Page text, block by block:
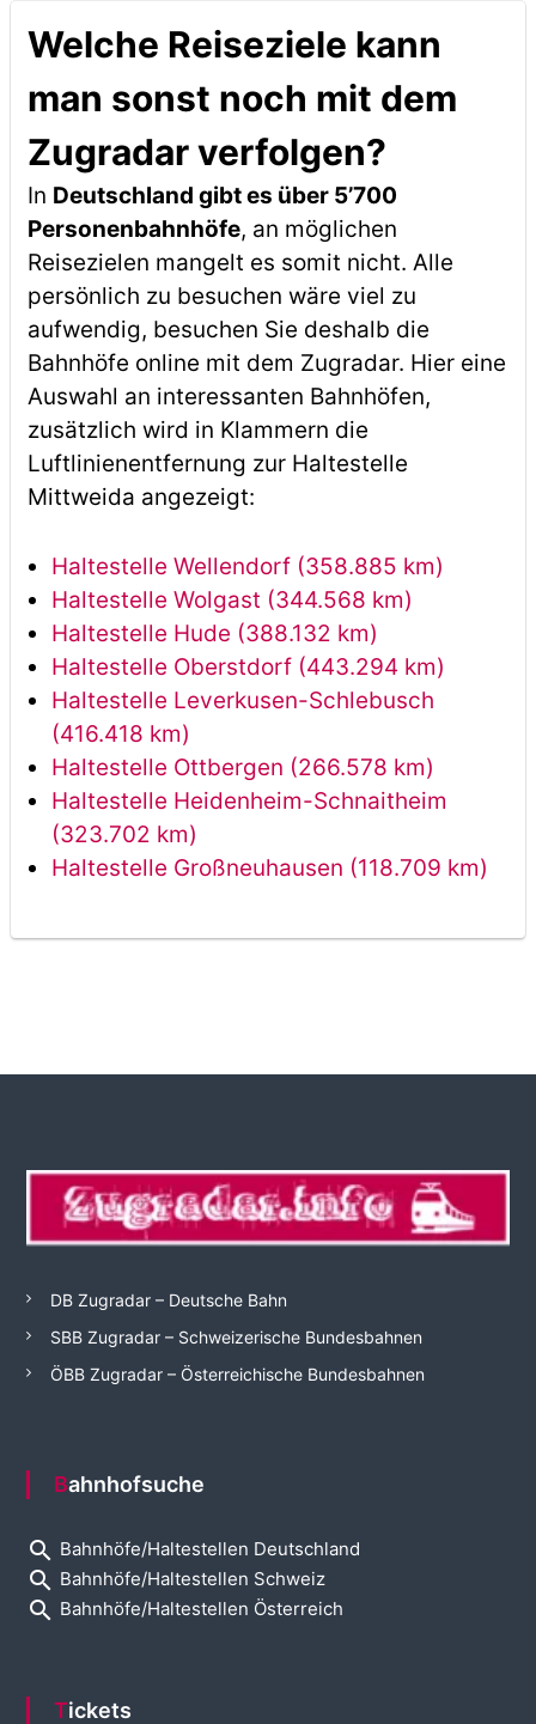
Welche Reiseziele kann
man sonst noch mit dem
Zugradar verfolgen?
In Deutschland gibt es über 5’700
Personenbahnhöfe, an möglichen
Reisezielen mangelt es somit nicht. Alle
persönlich zu besuchen wäre viel zu
aufwendig, besuchen Sie deshalb die
Bahnhöfe online mit dem Zugradar. Hier eine
Auswahl an interessanten Bahnhöfen,
zusätzlich wird in Klammern die
Luftlinienentfernung zur Haltestelle
Mittweida angezeigt:
Haltestelle Wellendorf (358.885 km)
Haltestelle Wolgast (344.568 km)
Haltestelle Hude (388.132 km)
Haltestelle Oberstdorf (443.294 km)
Haltestelle Leverkusen-Schlebusch
(416.418 km)
Haltestelle Ottbergen (266.578 km)
Haltestelle Heidenheim-Schnaitheim
(323.702 km)
Haltestelle Großneuhausen (118.709 km)
DB Zugradar – Deutsche Bahn
SBB Zugradar – Schweizerische Bundesbahnen
ÖBB Zugradar – Österreichische Bundesbahnen
Bahnhofsuche
search Bahnhöfe/Haltestellen Deutschland
search Bahnhöfe/Haltestellen Schweiz
search Bahnhöfe/Haltestellen Österreich
Tickets